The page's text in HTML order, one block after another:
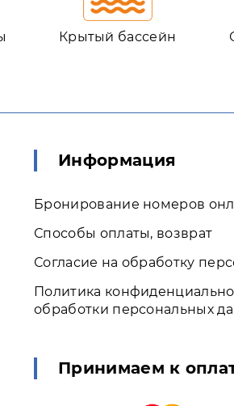
Крытый бассейн
Информация
Бронирование номеров
Способы оплаты, возврат
Согласие на обработку
Политика
обработки персональных
Принимаем к